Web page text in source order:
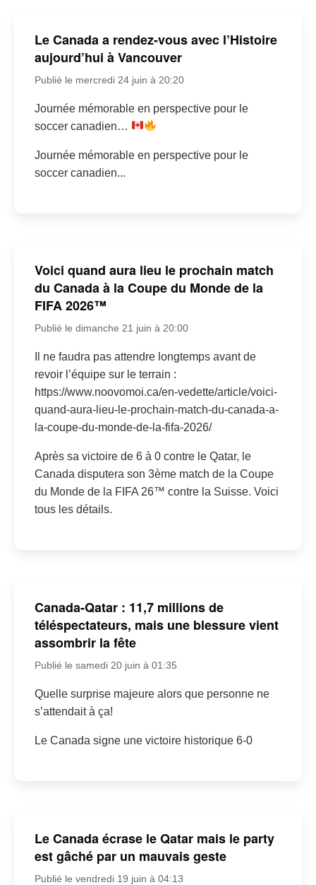
Le Canada a rendez-vous avec l’Histoire
aujourd’hui à Vancouver
Publié le mercredi 24 juin à 20:20
Journée mémorable en perspective pour le
soccer canadien…
Journée mémorable en perspective pour le
soccer canadien...
Voici quand aura lieu le prochain match
du Canada à la Coupe du Monde de la
FIFA 2026™
Publié le dimanche 21 juin à 20:00
Il ne faudra pas attendre longtemps avant de
revoir l’équipe sur le terrain :
https://www.noovomoi.ca/en-vedette/article/voici-
quand-aura-lieu-le-prochain-match-du-canada-a-
la-coupe-du-monde-de-la-fifa-2026/
Après sa victoire de 6 à 0 contre le Qatar, le
Canada disputera son 3ème match de la Coupe
du Monde de la FIFA 26™ contre la Suisse. Voici
tous les détails.
Canada-Qatar : 11,7 millions de
téléspectateurs, mais une blessure vient
assombrir la fête
Publié le samedi 20 juin à 01:35
Quelle surprise majeure alors que personne ne
s’attendait à ça!
Le Canada signe une victoire historique 6-0
Le Canada écrase le Qatar mais le party
est gâché par un mauvais geste
Publié le vendredi 19 juin à 04:13